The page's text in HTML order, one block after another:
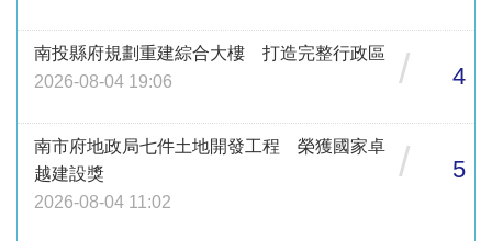
南投縣府規劃重建綜合大樓 打造完整行政區
2026-08-04 19:06
/ 4
南市府地政局七件土地開發工程 榮獲國家卓
越建設獎
2026-08-04 11:02
/ 5